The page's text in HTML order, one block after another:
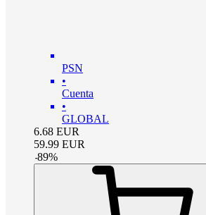
PSN
•
Cuenta
•
GLOBAL
6.68 EUR
59.99 EUR
-89%